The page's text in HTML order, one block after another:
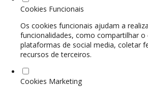
Cookies Funcionais
Os cookies funcionais ajudam a
funcionalidades, como compartilhar
plataformas de social media, coletar
recursos de terceiros.
Cookies Marketing